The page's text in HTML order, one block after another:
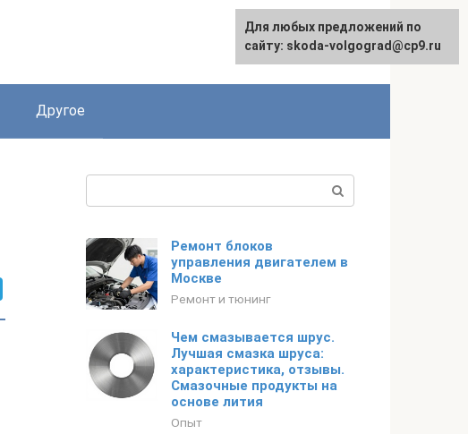
Другое
Ремонт блоков
управления двигателем в
Москве
Ремонт и тюнинг
Чем смазывается шрус.
Лучшая смазка шруса:
характеристика, отзывы.
Смазочные продукты на
основе лития
Опыт
Для любых предложений по
сайту: skoda-volgograd@cp9.ru